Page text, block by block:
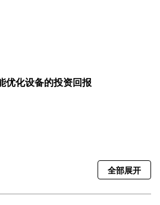
优化设备的投资回报
全部展开